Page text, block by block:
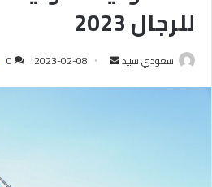
للرجال 2023
سعودي سبيد 2023-02-08
0